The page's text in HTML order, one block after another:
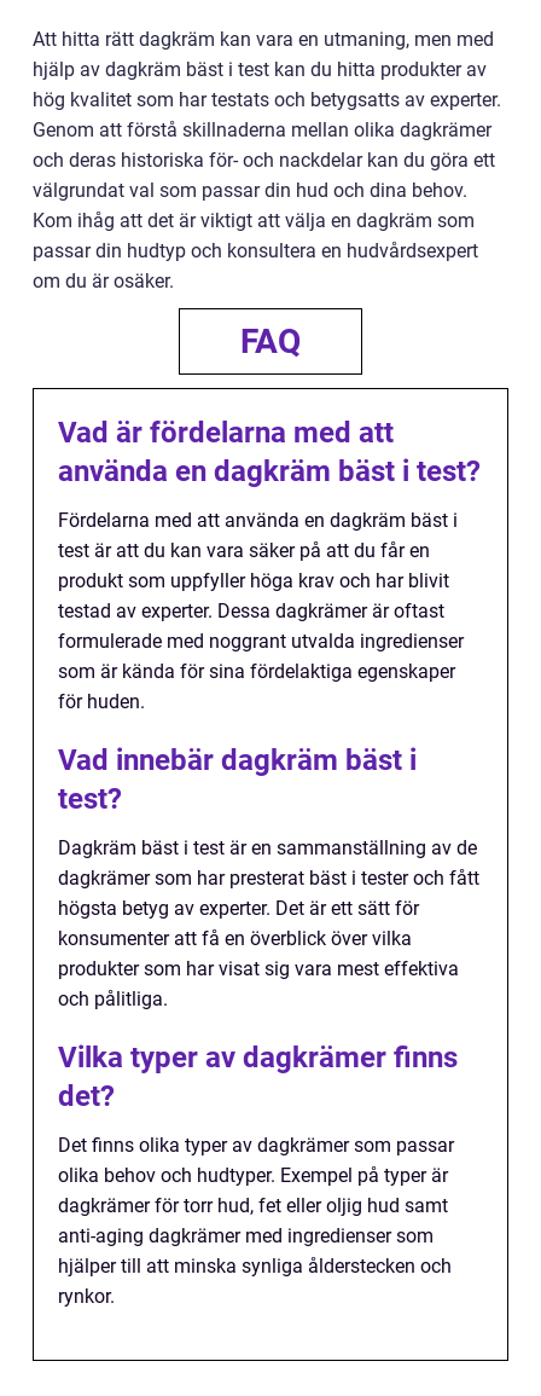
Att hitta rätt dagkräm kan vara en utmaning, men med
hjälp av dagkräm bäst i test kan du hitta produkter av
hög kvalitet som har testats och betygsatts av experter.
Genom att förstå skillnaderna mellan olika dagkrämer
och deras historiska för- och nackdelar kan du göra ett
välgrundat val som passar din hud och dina behov.
Kom ihåg att det är viktigt att välja en dagkräm som
passar din hudtyp och konsultera en hudvårdsexpert
om du är osäker.
FAQ
Vad är fördelarna med att
använda en dagkräm bäst i test?
Fördelarna med att använda en dagkräm bäst i
test är att du kan vara säker på att du får en
produkt som uppfyller höga krav och har blivit
testad av experter. Dessa dagkrämer är oftast
formulerade med noggrant utvalda ingredienser
som är kända för sina fördelaktiga egenskaper
för huden.
Vad innebär dagkräm bäst i
test?
Dagkräm bäst i test är en sammanställning av de
dagkrämer som har presterat bäst i tester och fått
högsta betyg av experter. Det är ett sätt för
konsumenter att få en överblick över vilka
produkter som har visat sig vara mest effektiva
och pålitliga.
Vilka typer av dagkrämer finns
det?
Det finns olika typer av dagkrämer som passar
olika behov och hudtyper. Exempel på typer är
dagkrämer för torr hud, fet eller oljig hud samt
anti-aging dagkrämer med ingredienser som
hjälper till att minska synliga ålderstecken och
rynkor.